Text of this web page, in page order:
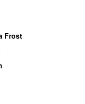
Frost